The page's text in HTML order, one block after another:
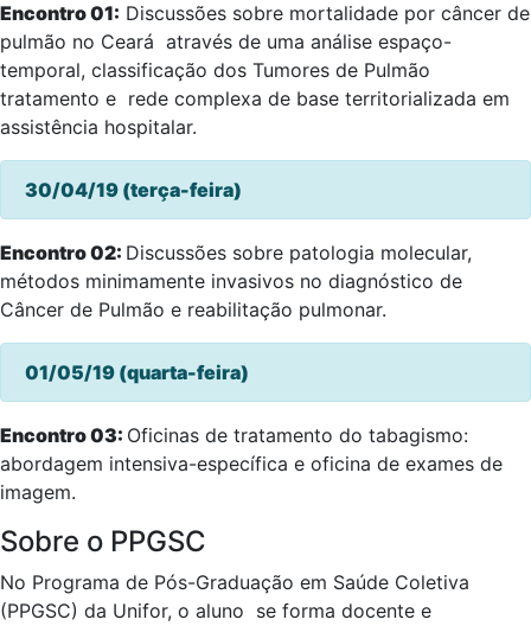
Encontro 01: Discussões sobre mortalidade por câncer de
pulmão no Ceará através de uma análise espaço-
temporal, classificação dos Tumores de Pulmão
tratamento e rede complexa de base territorializada em
assistência hospitalar.
30/04/19 (terça-feira)
Encontro 02: Discussões sobre patologia molecular,
métodos minimamente invasivos no diagnóstico de
Câncer de Pulmão e reabilitação pulmonar.
01/05/19 (quarta-feira)
Encontro 03: Oficinas de tratamento do tabagismo:
abordagem intensiva-específica e oficina de exames de
imagem.
Sobre o PPGSC
No Programa de Pós-Graduação em Saúde Coletiva
(PPGSC) da Unifor, o aluno se forma docente e